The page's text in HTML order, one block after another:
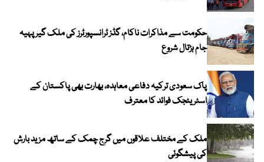
حکومت سے مذاکرات ناکام، گڈز ٹرانسپورٹرز کی ملک گیر پہیہ
جام ہڑتال شروع
پاک سعودی ترکیہ دفاعی معاہدہ، بھارت بھی پاکستان کے
اسٹریٹجک فوائد کا معترف
ملک کے مختلف علاقوں میں گرج چمک کے ساتھ مزید بارش
کی پیشگوئی